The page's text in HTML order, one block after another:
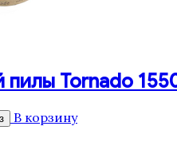
пилы Tornado
В корзину